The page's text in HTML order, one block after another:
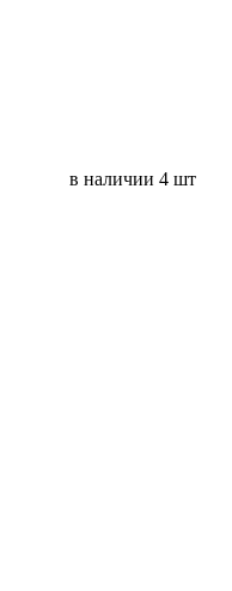
в наличии 4 шт